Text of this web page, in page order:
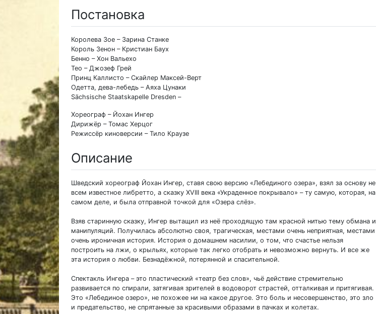
Постановка
Королева Зое – Зарина Станке
Король Зенон – Кристиан Баух
Бенно – Хон Вальехо
Тео – Джозеф Грей
Принц Каллисто – Скайлер Максей-Верт
Одетта, дева-лебедь – Аяха Цунаки
Sächsische Staatskapelle Dresden –
Хореограф – Йохан Ингер
Дирижёр – Томас Херцог
Режиссёр киноверсии – Тило Краузе
Описание
Шведский хореограф Йохан Ингер, ставя свою версию «Лебединого озера», взял за основу не
всем известное либретто, а сказку XVIII века «Украденное покрывало» – ту самую, которая, на
самом деле, и была отправной точкой для «Озера слёз».
Взяв старинную сказку, Ингер вытащил из неё проходящую там красной нитью тему обмана и
манипуляций. Получилась абсолютно своя, трагическая, местами очень неприятная, местами
очень ироничная история. История о домашнем насилии, о том, что счастье нельзя
построить на лжи, о крыльях, которые так легко отобрать и невозможно вернуть. И все же
эта история о любви. Безнадёжной, потерянной и спасительной.
Спектакль Ингера – это пластический «театр без слов», чьё действие стремительно
развивается по спирали, затягивая зрителей в водоворот страстей, отталкивая и притягивая.
Это «Лебединое озеро», не похожее ни на какое другое. Это боль и несовершенство, это зло
и предательство, не спрятанные за красивыми образами в пачках и колетах.